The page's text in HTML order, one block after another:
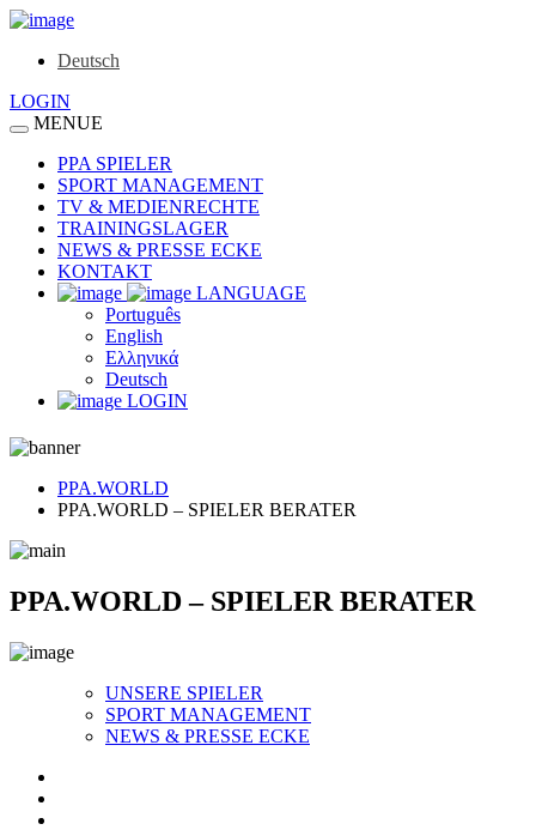
Deutsch
LOGIN
MENUE
PPA SPIELER
SPORT MANAGEMENT
TV & MEDIENRECHTE
TRAININGSLAGER
NEWS & PRESSE ECKE
KONTAKT
LANGUAGE
Português
English
Ελληνικά
Deutsch
LOGIN
PPA.WORLD
PPA.WORLD – SPIELER BERATER
PPA.WORLD – SPIELER BERATER
UNSERE SPIELER
SPORT MANAGEMENT
NEWS & PRESSE ECKE